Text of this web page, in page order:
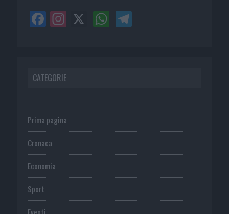
CATEGORIE
Prima pagina
Cronaca
Economia
Sport